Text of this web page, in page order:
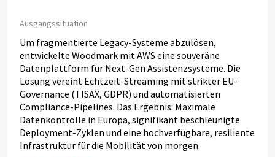
Ausgangssituation
Um fragmentierte Legacy-Systeme abzulösen,
entwickelte Woodmark mit AWS eine souveräne
Datenplattform für Next-Gen Assistenzsysteme. Die
Lösung vereint Echtzeit-Streaming mit strikter EU-
Governance (TISAX, GDPR) und automatisierten
Compliance-Pipelines. Das Ergebnis: Maximale
Datenkontrolle in Europa, signifikant beschleunigte
Deployment-Zyklen und eine hochverfügbare, resiliente
Infrastruktur für die Mobilität von morgen.